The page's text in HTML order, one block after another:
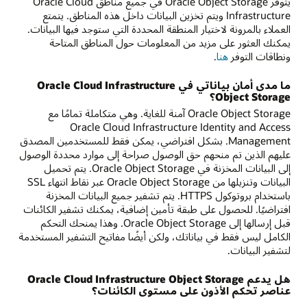
Infrastructure ويتم تخزين البيانات داخل هذه المناطق. يتمتع
العملاء بالمرونة لاختيار المنطقة المحددة التي ستوجد فيها البيانات.
يمكنك العثور على مزيد من المعلومات حول المناطق المتاحة
ونطاقات التوفر هنا.
ما مدى أمان بياناتي في Oracle Cloud Infrastructure
Object Storage؟
Oracle Object Storage آمنة للغاية. وهي متكاملة تمامًا مع
Oracle Cloud Infrastructure Identity and Access
Management. بشكل افتراضي، يمكن فقط للمستخدمين المصدق
عليهم الذين تم منحهم حق الوصول صراحة إلى موارد محددة الوصول
إلى البيانات المخزنة في Oracle Object Storage. يتم تحميل
البيانات وتنزيلها من Oracle Object Storage عبر نقاط انتهاء SSL
باستخدام بروتوكول HTTPS. يتم تشفير جميع البيانات المخزنة
افتراضيًا. للحصول على طبقة تأمين إضافية، يمكنك تشفير الكائنات
قبل إرسالها إلى Oracle Object Storage. وهذا يمنحك التحكم
الكامل ليس فقط في بياناتك، ولكن أيضًا مفاتيح التشفير المستخدمة
لتشفير البيانات.
هل يدعم Oracle Cloud Infrastructure Object Storage
عناصر تحكم الأذون على مستوى الكائنات؟